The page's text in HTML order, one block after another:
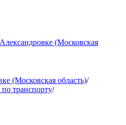
(Московская
(Московская область)/
транспорту/